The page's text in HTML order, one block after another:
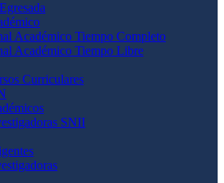
Académico Tiempo Completo
Académico Tiempo Libre
Curriculares
SNII